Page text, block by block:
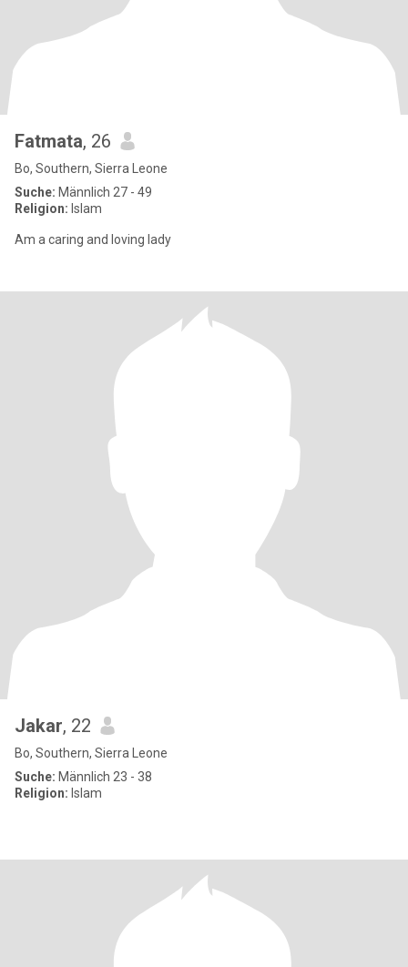
Fatmata, 26
Bo, Southern, Sierra Leone
Suche: Männlich 27 - 49
Religion: Islam
Am a caring and loving lady
Jakar, 22
Bo, Southern, Sierra Leone
Suche: Männlich 23 - 38
Religion: Islam